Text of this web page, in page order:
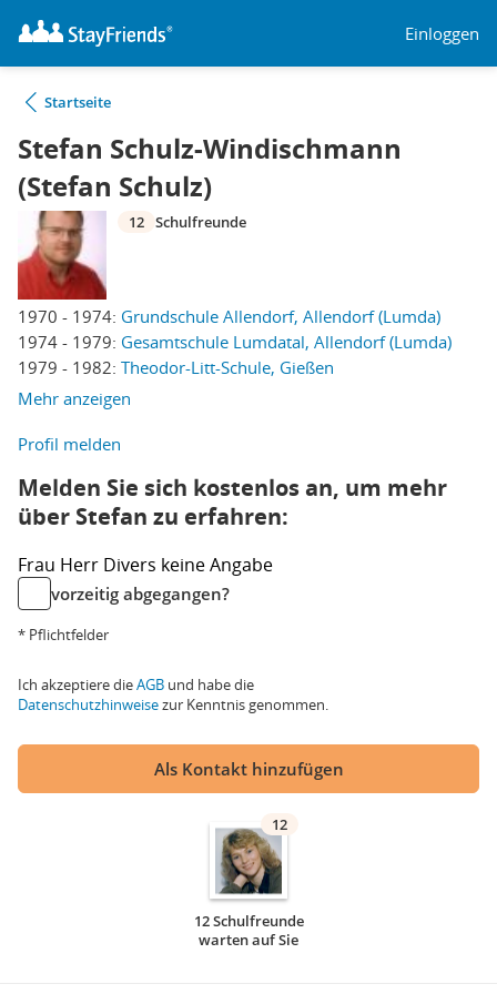
Einloggen
Startseite
Stefan Schulz-Windischmann
(Stefan Schulz)
1970 - 1974: Grundschule Allendorf, Allendorf (Lumda)
1974 - 1979: Gesamtschule Lumdatal, Allendorf (Lumda)
1979 - 1982: Theodor-Litt-Schule, Gießen
Mehr anzeigen
12 Schulfreunde
Profil melden
Melden Sie sich kostenlos an, um mehr
über Stefan zu erfahren:
Frau Herr Divers keine Angabe
vorzeitig abgegangen?
* Pflichtfelder
Ich akzeptiere dieAGB und habe die
Datenschutzhinweisezur Kenntnis genommen.
Als Kontakt hinzufügen
12
12 Schulfreunde
warten auf Sie